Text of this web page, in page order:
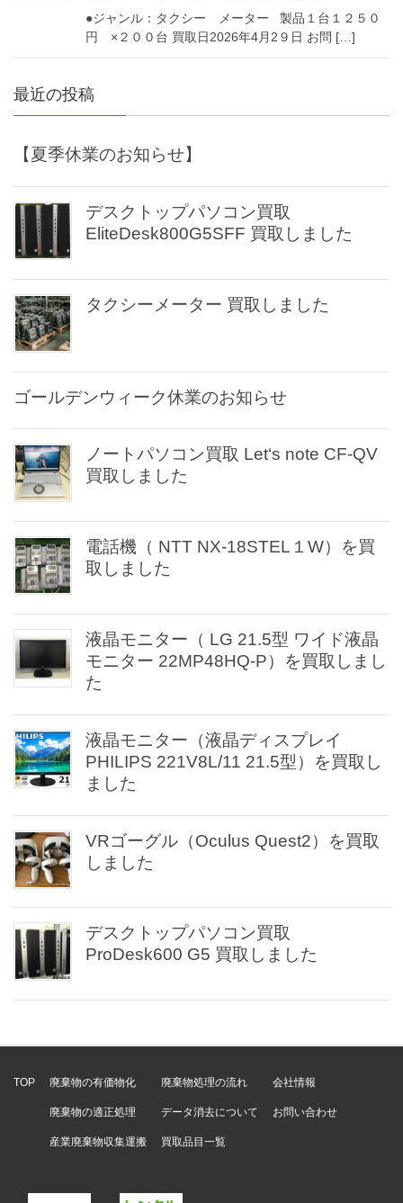
●ジャンル：タクシー メーター 製品１台１２５０
円 ×２００台 買取日2026年4月2９日 お問 […]
最近の投稿
【夏季休業のお知らせ】
デスクトップパソコン買取
EliteDesk800G5SFF 買取しました
タクシーメーター 買取しました
ゴールデンウィーク休業のお知らせ
ノートパソコン買取 Let‘s note CF-QV
買取しました
電話機（ NTT NX-18STEL１W）を買
取しました
液晶モニター（ LG 21.5型 ワイド液晶
モニター 22MP48HQ-P）を買取しまし
た
液晶モニター（液晶ディスプレイ
PHILIPS 221V8L/11 21.5型）を買取し
ました
VRゴーグル（Oculus Quest2）を買取
しました
デスクトップパソコン買取
ProDesk600 G5 買取しました
TOP 廃棄物の有価物化
廃棄物の適正処理
産業廃棄物収集運搬
廃棄物処理の流れ
データ消去について
買取品目一覧
会社情報
お問い合わせ